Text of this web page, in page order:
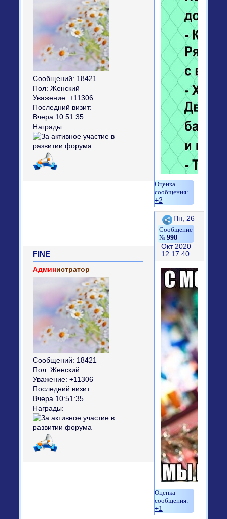
Сообщений: 18421
Пол: Женский
Уважение: +11306
Последний визит:
Вчера 10:51:35
Награды:
+2
Поделиться
998
Пн, 26
Окт 2020
12:17:40
FINE
Администратор
Сообщений: 18421
Пол: Женский
Уважение: +11306
Последний визит:
Вчера 10:51:35
Награды:
+1